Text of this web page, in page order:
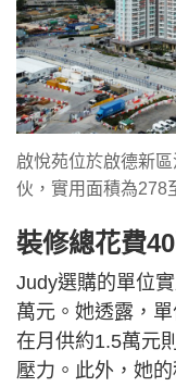
啟悅苑位於啟德新
伙，實用面積為278
裝修總花費
Judy選購的單位
萬元。她透露，
在月供約1.5萬元
壓力。此外，她